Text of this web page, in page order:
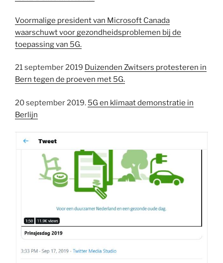
Voormalige president van Microsoft Canada
waarschuwt voor gezondheidsproblemen bij de
toepassing van 5G.
21 september 2019 Duizenden Zwitsers protesteren in
Bern tegen de proeven met 5G.
20 september 2019. 5G en klimaat demonstratie in
Berlijn